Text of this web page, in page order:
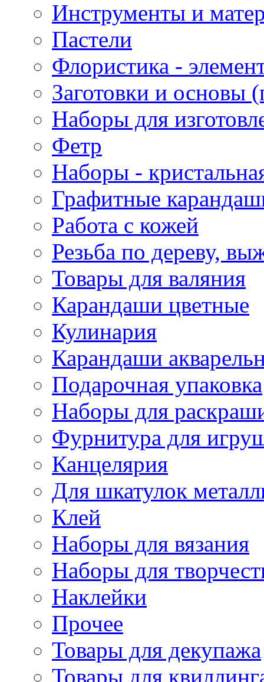
Инструменты и
Пастели
Флористика -
Заготовки и основы
Наборы для
Фетр
Наборы -
Графитные
Работа с кожей
Резьба по дереву,
Товары для валяния
Карандаши цветные
Кулинария
Карандаши
Подарочная упаковка
Наборы для
Фурнитура для
Канцелярия
Для шкатулок
Клей
Наборы для вязания
Наборы для
Наклейки
Прочее
Товары для декупажа
Товары для